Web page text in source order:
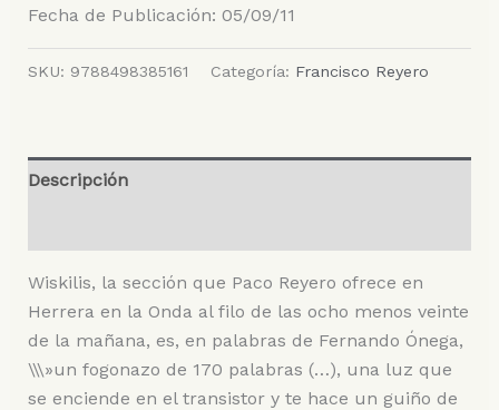
Fecha de Publicación: 05/09/11
SKU: 9788498385161 Categoría: Francisco Reyero
Descripción
Wiskilis, la sección que Paco Reyero ofrece en
Herrera en la Onda al filo de las ocho menos veinte
de la mañana, es, en palabras de Fernando Ónega,
\\\»un fogonazo de 170 palabras (…), una luz que
se enciende en el transistor y te hace un guiño de